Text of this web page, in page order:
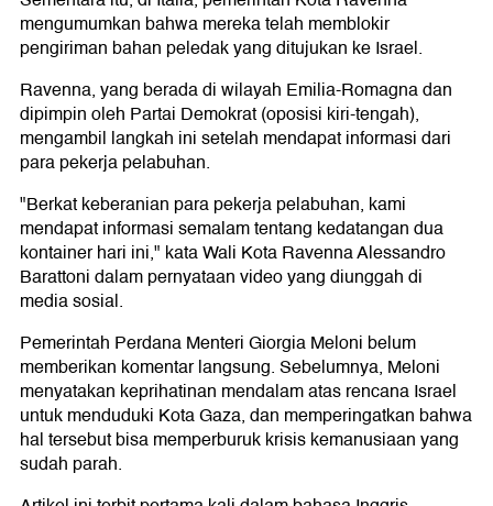
mengumumkan bahwa mereka telah memblokir
pengiriman bahan peledak yang ditujukan ke Israel.
Ravenna, yang berada di wilayah Emilia-Romagna dan
dipimpin oleh Partai Demokrat (oposisi kiri-tengah),
mengambil langkah ini setelah mendapat informasi dari
para pekerja pelabuhan.
"Berkat keberanian para pekerja pelabuhan, kami
mendapat informasi semalam tentang kedatangan dua
kontainer hari ini," kata Wali Kota Ravenna Alessandro
Barattoni dalam pernyataan video yang diunggah di
media sosial.
Pemerintah Perdana Menteri Giorgia Meloni belum
memberikan komentar langsung. Sebelumnya, Meloni
menyatakan keprihatinan mendalam atas rencana Israel
untuk menduduki Kota Gaza, dan memperingatkan bahwa
hal tersebut bisa memperburuk krisis kemanusiaan yang
sudah parah.